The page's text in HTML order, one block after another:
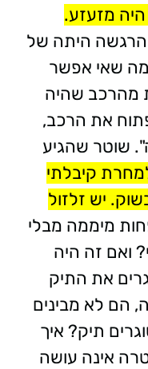
מזעזע.
היתה של
שאי אפשר
מהרכב שהיה
את הרכב,
שוטר שהגיע
קיבלתי
יש זלזול
מיממה מבלי
ואם זה היה
את התיק
הם לא מבינים
תיק? איך
אינה עושה